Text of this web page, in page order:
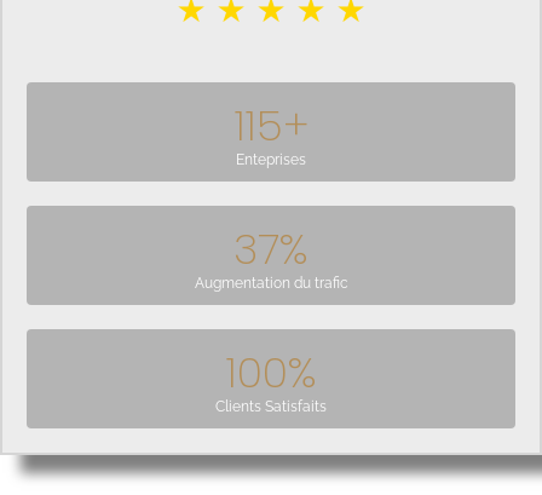
★ ★ ★ ★ ★
Enteprises
115+
Augmentation du trafic
37%
Clients Satisfaits
100%